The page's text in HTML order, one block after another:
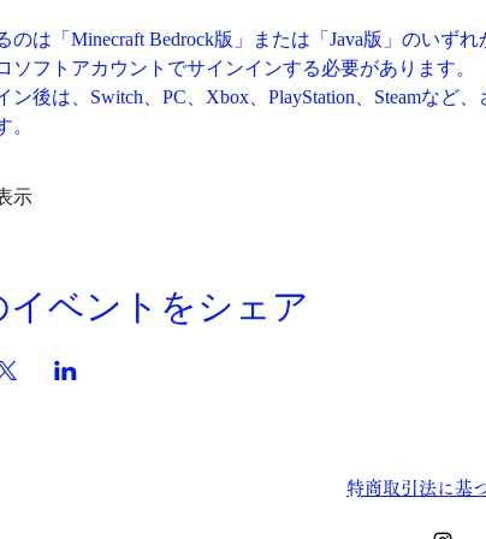
のは「Minecraft Bedrock版」または「Java版」のいずれ
ソフトアカウントでサインインする必要があります。
ン後は、Switch、PC、Xbox、PlayStation、Steamなど
。
示
イベントをシェア
特商取引法に基